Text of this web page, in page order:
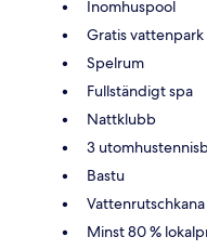
Inomhuspool
Gratis vattenpark
Spelrum
Fullständigt spa
Nattklubb
3
Bastu
Vattenrutschkana
Minst 80 %